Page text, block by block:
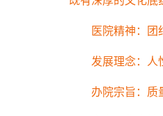
医院精神：团
发展理念：
办院宗旨：